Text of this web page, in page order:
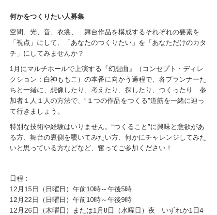
何かをつくりたい人募集
空間、光、音、衣裳、…舞台作品を構成するそれぞれの要素を
「視点」にして、「あなたのつくりたい」を「あなただけのカタ
チ」にしてみませんか？
1月にマルチホールで上演する『幻想曲』（コンセプト・ディレ
クション：白神ももこ）の本番に向かう過程で、各プランナーた
ちと一緒に、想像したり、考えたり、探したり、つくったり…参
加者１人１人の方法で、“１つの作品をつくる”道筋を一緒に辿っ
て行きましょう。
特別な技術や経験はいりません。“つくること”に興味と意欲があ
る方、舞台の裏側を覗いてみたい方、何かにチャレンジしてみた
いと思っている方などなど、奮ってご参加ください！
日程：
12月15日（日曜日）午前10時～午後5時
12月22日（日曜日）午前10時～午後9時
12月26日（木曜日）または1月8日（水曜日）夜 いずれか1日4